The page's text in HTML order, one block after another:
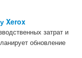
Xerox
затрат и
обновление